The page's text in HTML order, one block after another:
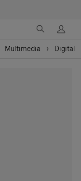
Multimedia Digital